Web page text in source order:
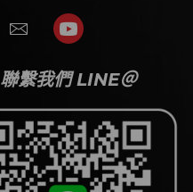
聯繫我們 LINE＠